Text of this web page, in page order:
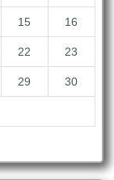
15 16
22 23
29 30